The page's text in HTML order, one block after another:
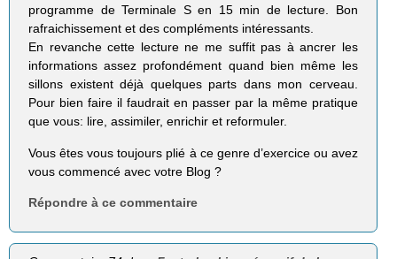
programme de Terminale S en 15 min de lecture. Bon
rafraichissement et des compléments intéressants.
En revanche cette lecture ne me suffit pas à ancrer les
informations assez profondément quand bien même les
sillons existent déjà quelques parts dans mon cerveau.
Pour bien faire il faudrait en passer par la même pratique
que vous: lire, assimiler, enrichir et reformuler.
Vous êtes vous toujours plié à ce genre d’exercice ou avez
vous commencé avec votre Blog ?
Répondre à ce commentaire